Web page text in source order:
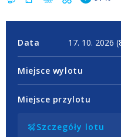
Data
Miejsce wylotu
Miejsce przylotu
Szczegóły lotu